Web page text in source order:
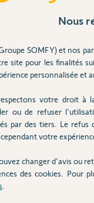
?
an
Nous
SOMFY) et nos
site pour les finalités
personnalisée et
votre droit à
ou de refuser
par des tiers. Le refus
votre
changer d'avis ou
des cookies. Pour